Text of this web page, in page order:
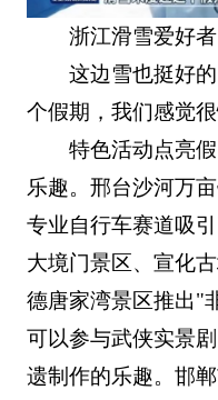
浙江滑雪爱好者
这边雪也挺好
个假期，我们感觉很
特色活动点亮
乐趣。邢台沙河万
专业自行车赛道吸
大境门景区、宣化
德唐家湾景区推出"
可以参与武侠实景
遗制作的乐趣。邯